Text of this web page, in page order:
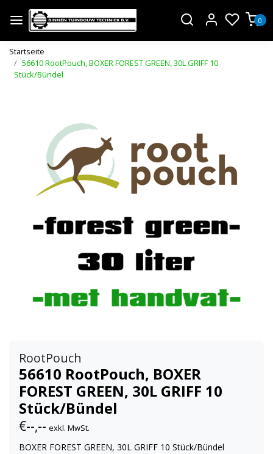
0
Startseite
56610 RootPouch, BOXER FOREST GREEN, 30L GRIFF 10
Stück/Bündel
RootPouch
56610 RootPouch, BOXER
FOREST GREEN, 30L GRIFF 10
Stück/Bündel
€--,-- exkl. MwSt.
BOXER FOREST GREEN, 30L GRIFF 10 Stück/Bündel